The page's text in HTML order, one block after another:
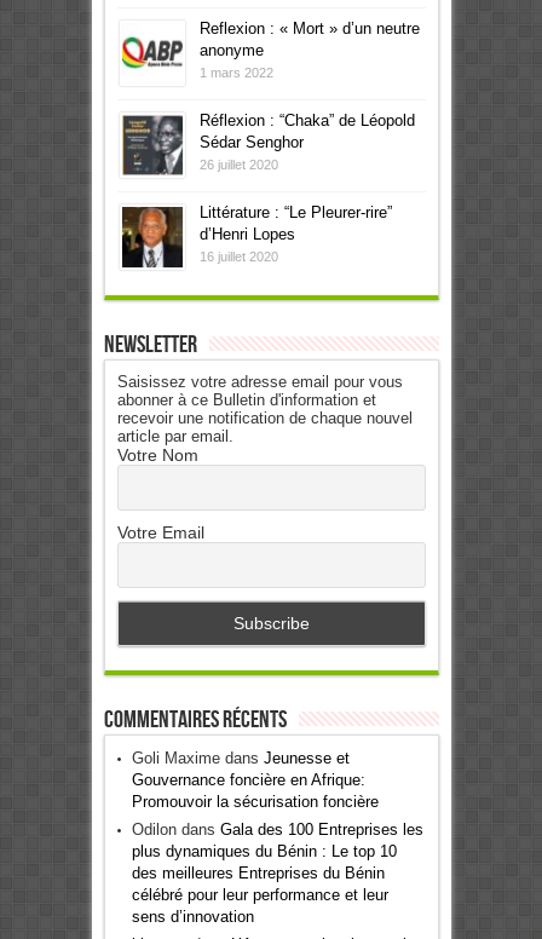
Reflexion : « Mort » d’un neutre
anonyme
1 mars 2022
Réflexion : “Chaka” de Léopold
Sédar Senghor
26 juillet 2020
Littérature : “Le Pleurer-rire”
d’Henri Lopes
16 juillet 2020
Newsletter
Saisissez votre adresse email pour vous
abonner à ce Bulletin d'information et
recevoir une notification de chaque nouvel
article par email.
Votre Nom
Votre Email
Commentaires récents
Goli Maximedans Jeunesse et
Gouvernance foncière en Afrique:
Promouvoir la sécurisation foncière
Odilondans Gala des 100 Entreprises les
plus dynamiques du Bénin : Le top 10
des meilleures Entreprises du Bénin
célébré pour leur performance et leur
sens d’innovation